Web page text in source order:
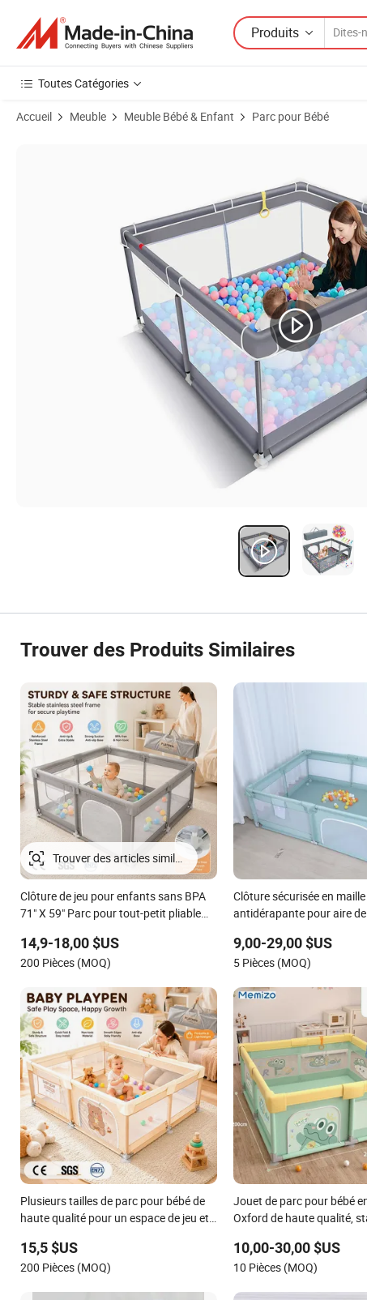
Produits
Toutes Catégories
Accueil Meuble Meuble Bébé & Enfant Parc pour Bébé
Trouver des Produits Similaires
Trouver des articles similaires
Clôture de jeu pour enfants sans BPA
71" X 59" Parc pour tout-petit pliable
14,9-18,00 $US
200 Pièces (MOQ)
Clôture sécurisée en maille
antidérapante pour aire
9,00-29,00 $US
5 Pièces (MOQ)
Plusieurs tailles de parc pour bébé de
haute qualité pour un espace de jeu et
15,5 $US
200 Pièces (MOQ)
Jouet de parc pour bébé
Oxford de haute qualité,
10,00-30,00 $US
10 Pièces (MOQ)